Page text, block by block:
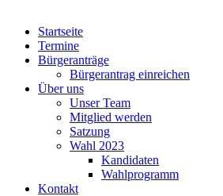
Startseite
Termine
Bürgeranträge
Bürgerantrag einreichen
Über uns
Unser Team
Mitglied werden
Satzung
Wahl 2023
Kandidaten
Wahlprogramm
Kontakt